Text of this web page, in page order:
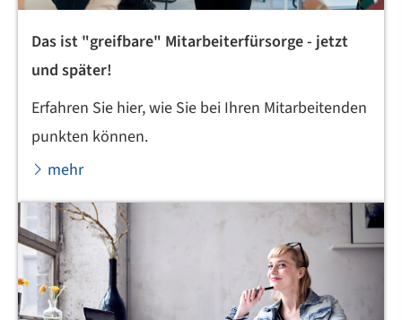
Das ist "greifbare" Mitarbeiterfürsorge - jetzt
und später!
Erfahren Sie hier, wie Sie bei Ihren Mitarbeitenden
punkten können.
mehr